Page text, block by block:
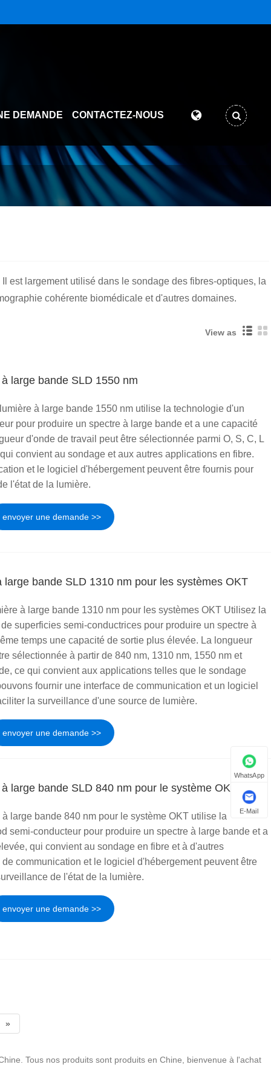
DEMANDE CONTACTEZ-NOUS
est largement utilisé dans le sondage des fibres-optiques, la
cohérente biomédicale et d'autres domaines.
View as
large bande SLD 1550 nm
à large bande 1550 nm utilise la technologie d'un
pour produire un spectre à large bande et a une capacité
d'onde de travail peut être sélectionnée parmi O, S, C, L
convient au sondage et aux autres applications en fibre.
et le logiciel d'hébergement peuvent être fournis pour
l'état de la lumière.
envoyer une demande >>
large bande SLD 1310 nm pour les systèmes OKT
à large bande 1310 nm pour les systèmes OKT Utilisez la
superficies semi-conductrices pour produire un spectre à
temps une capacité de sortie plus élevée. La longueur
sélectionnée à partir de 840 nm, 1310 nm, 1550 nm et
ce qui convient aux applications telles que le sondage
fournir une interface de communication et un logiciel
la surveillance d'une source de lumière.
envoyer une demande >>
large bande SLD 840 nm pour le système OKT
large bande 840 nm pour le système OKT utilise la
semi-conducteur pour produire un spectre à large bande et a
qui convient au sondage en fibre et à d'autres
communication et le logiciel d'hébergement peuvent être
de l'état de la lumière.
envoyer une demande >>
»
Tous nos produits sont produits en Chine, bienvenue à l'achat
WhatsApp
E-Mail